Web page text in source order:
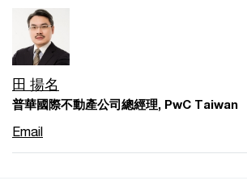
田 揚名
普華國際不動產公司總經理, PwC Taiwan
Email